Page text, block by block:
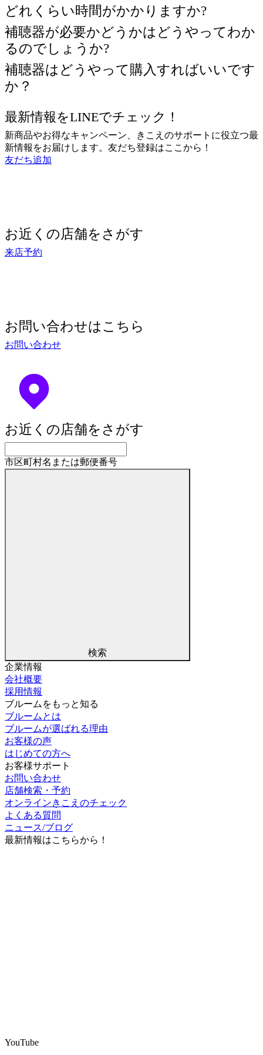
補聴器が必要かどうかはどうやってわか
るのでしょうか?
補聴器はどうやって購入すればいいです
か？
新商品やお得なキャンペーン、きこえのサポートに役立つ最
新情報をお届けします。友だち登録はここから！
友だち追加
来店予約
お問い合わせ
お近くの店舗をさがす
会社概要
採用情報
ブルームをもっと知る
ブルームとは
ブルームが選ばれる理由
お客様の声
はじめての方へ
お客様サポート
お問い合わせ
店舗検索・予約
オンラインきこえのチェック
よくある質問
ニュース/ブログ
最新情報はこちらから！